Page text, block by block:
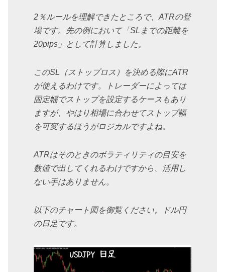
2％ルールを理解できたところで、ATRの登
場です。先の例において「SLまでの距離を
20pips」として計算しました。
このSL（ストップロス）を決める際にATR
が使えるわけです。トレーダーによっては
固定幅でストップを設定するケースもあり
ますが、やはり相場に合わせてストップ幅
を可変するほうがロジカルですよね。
ATRはそのときのボラティリティの目安を
数値で出してくれるわけですから、活用し
ない手はありません。
以下のチャート図を御覧ください。ドル円
の日足です。